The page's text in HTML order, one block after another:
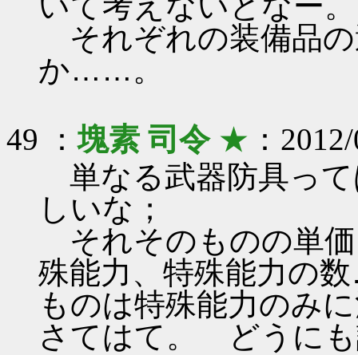
それぞれの装備品
か……。
49 ：塊素 司令★ ：
単なる武器防具っ
しいな；
それそのものの単
殊能力、特殊能力の
ものは特殊能力のみ
さてはて。 どうに